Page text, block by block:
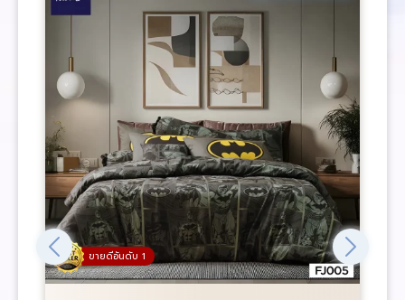
ขายดีอันดับ 1